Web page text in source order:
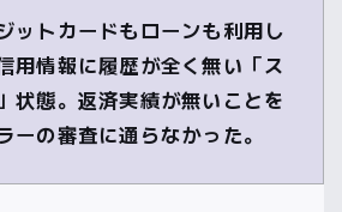
ットカードもローンも利用し
用情報に履歴が全く無い「ス
状態。返済実績が無いことを
ーの審査に通らなかった。